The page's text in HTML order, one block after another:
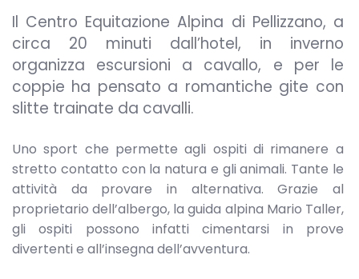
Il Centro Equitazione Alpina di Pellizzano, a
circa 20 minuti dall’hotel, in inverno
organizza escursioni a cavallo, e per le
coppie ha pensato a romantiche gite con
slitte trainate da cavalli.
Uno sport che permette agli ospiti di rimanere a
stretto contatto con la natura e gli animali. Tante le
attività da provare in alternativa. Grazie al
proprietario dell’albergo, la guida alpina Mario Taller,
gli ospiti possono infatti cimentarsi in prove
divertenti e all’insegna dell’avventura.